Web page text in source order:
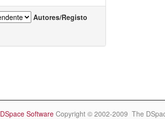
Autores/Registo
DSpace Software Copyright © 2002-2009 The